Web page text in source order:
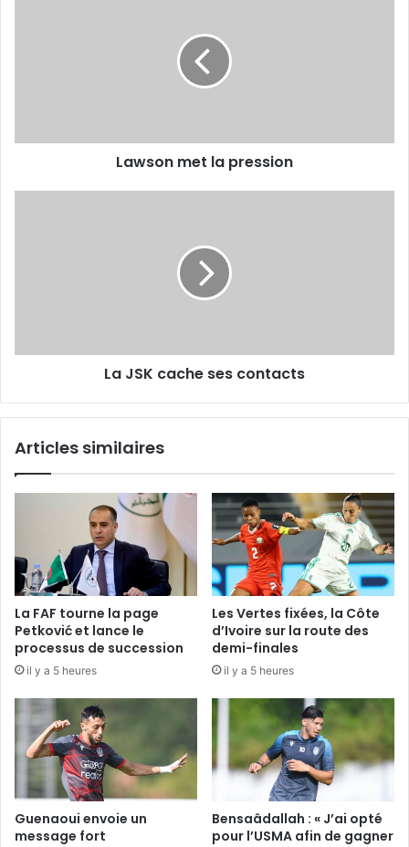
Lawson met la pression
La JSK cache ses contacts
Articles similaires
La FAF tourne la page
Petković et lance le
processus de succession
il y a 5 heures
Les Vertes fixées, la Côte
d’Ivoire sur la route des
demi-finales
il y a 5 heures
Guenaoui envoie un
message fort
Bensaâdallah : « J’ai opté
pour l’USMA afin de gagner